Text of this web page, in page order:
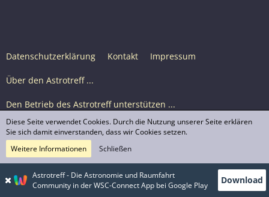
Datenschutzerklärung Kontakt Impressum
Über den Astrotreff ...
Den Betrieb des Astrotreff unterstützen ...
Nutzungsbedingungen
© Astrotreff 2001-2026, lizenziert unter CC BY-SA,
sofern für einzelne Inhalte nicht anders angegeben
Astrotreff - Die Astronomie und Raumfahrt
Community in der WSC-Connect App bei Google Play
Download
Diese Seite verwendet Cookies. Durch die Nutzung unserer Seite erklären
Sie sich damit einverstanden, dass wir Cookies setzen.
Weitere Informationen
Schließen